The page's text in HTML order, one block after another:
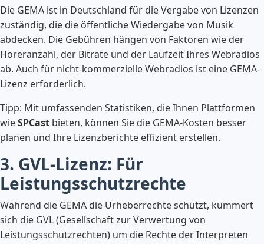
Die GEMA ist in Deutschland für die Vergabe von Lizenzen
zuständig, die die öffentliche Wiedergabe von Musik
abdecken. Die Gebühren hängen von Faktoren wie der
Höreranzahl, der Bitrate und der Laufzeit Ihres Webradios
ab. Auch für nicht-kommerzielle Webradios ist eine GEMA-
Lizenz erforderlich.
Tipp: Mit umfassenden Statistiken, die Ihnen Plattformen
wieSPCast bieten, können Sie die GEMA-Kosten besser
planen und Ihre Lizenzberichte effizient erstellen.
3. GVL-Lizenz: Für
Leistungsschutzrechte
Während die GEMA die Urheberrechte schützt, kümmert
sich die GVL (Gesellschaft zur Verwertung von
Leistungsschutzrechten) um die Rechte der Interpreten